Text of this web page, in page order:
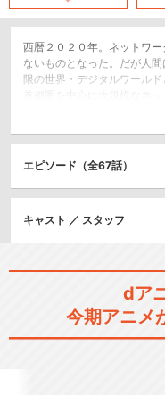
西暦２０２０年。ネットワ
ないものとなった。だが人
限の世界・デジタルワール
首都圏を中心に大規模なネ
明滅する信号や、文字化け
神太一。週末のサマーキャ
たが、渋谷へ出かけた母と
込んでいた。母と妹を助け
に向かうその瞬間――「選ば
未知なる“アドベンチャー”に
アクション/バトル
シリーズ／関連のアニメ作
エピソード（全67話）
キャスト ／ スタッフ
dア
今期アニメ